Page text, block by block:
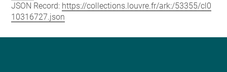
JSON Record: https://collections.louvre.fr/ark:/53355/cl0
10316727.json